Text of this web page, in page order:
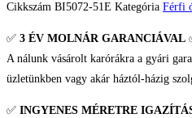
Cikkszám BI5072-51E Kategória Férfi
✅ 3 ÉV MOLNÁR GARANCIÁVAL
A nálunk vásárolt karórákra a gyári
üzletünkben vagy akár háztól-házig
✅ INGYENES MÉRETRE